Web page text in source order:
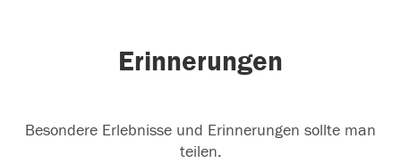
Erinnerungen
Besondere Erlebnisse und Erinnerungen sollte man
teilen.